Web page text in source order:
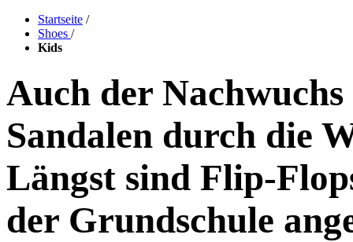
Startseite /
Shoes /
Kids
Auch der
Sandalen durch die
Längst sind Flip-
der Grundschule